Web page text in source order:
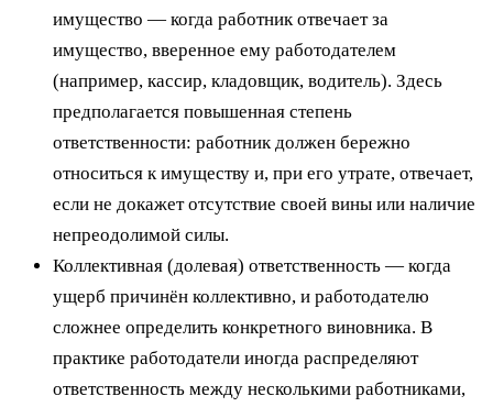
имущество — когда работник отвечает за
имущество, вверенное ему работодателем
(например, кассир, кладовщик, водитель). Здесь
предполагается повышенная степень
ответственности: работник должен бережно
относиться к имуществу и, при его утрате, отвечает,
если не докажет отсутствие своей вины или наличие
непреодолимой силы.
Коллективная (долевая) ответственность — когда
ущерб причинён коллективно, и работодателю
сложнее определить конкретного виновника. В
практике работодатели иногда распределяют
ответственность между несколькими работниками,